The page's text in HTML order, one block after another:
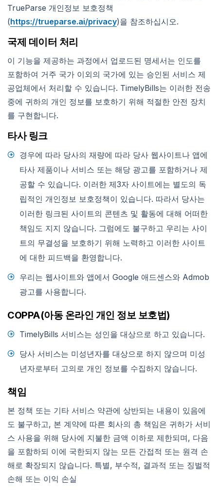
TrueParse 개인정보 보호정책
(https://trueparse.ai/privacy)을 참조하십시오.
국제 데이터 처리
이 기능을 제공하는 과정에서 업로드된 명세서는 인도를
포함하여 거주 국가 이외의 국가에 있는 승인된 서비스 제
공업체에서 처리할 수 있습니다. TimelyBills는 이러한 전송
중에 귀하의 개인 정보를 보호하기 위해 적절한 안전 장치
를 구현합니다.
타사 링크
경우에 따라 당사의 재량에 따라 당사 웹사이트나 앱에
타사 제품이나 서비스 또는 해당 광고를 포함하거나 제
공할 수 있습니다. 이러한 제3자 사이트에는 별도의 독
립적인 개인정보 보호정책이 있습니다. 따라서 당사는
이러한 링크된 사이트의 콘텐츠 및 활동에 대해 어떠한
책임도 지지 않습니다. 그럼에도 불구하고 우리는 사이
트의 무결성을 보호하기 위해 노력하고 이러한 사이트
에 대한 피드백을 환영합니다.
우리는 웹사이트와 앱에서 Google 애드센스와 Admob
광고를 사용합니다.
COPPA(아동 온라인 개인 정보 보호법)
TimelyBills 서비스는 성인을 대상으로 하고 있습니다.
당사 서비스는 미성년자를 대상으로 하지 않으며 미성
년자로부터 고의로 개인 정보를 수집하지 않습니다.
책임
본 정책 또는 기타 서비스 약관에 상반되는 내용이 있음에
도 불구하고, 본 계약에 따른 회사의 총 책임은 귀하가 서비
스 사용을 위해 당사에 지불한 금액 이하로 제한되며, 다음
을 포함하되 이에 국한되지 않는 모든 간접적 또는 원격 손
해로 확장되지 않습니다. 특별, 부수적, 결과적 또는 징벌적
손해 또는 이익 손실